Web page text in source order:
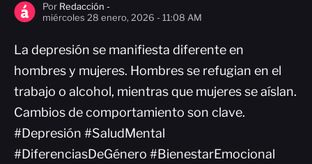
Por Redacción -
miércoles 28 enero, 2026 - 11:08 AM
La depresión se manifiesta diferente en
hombres y mujeres. Hombres se refugian en el
trabajo o alcohol, mientras que mujeres se aíslan.
Cambios de comportamiento son clave.
#Depresión #SaludMental
#DiferenciasDeGénero #BienestarEmocional